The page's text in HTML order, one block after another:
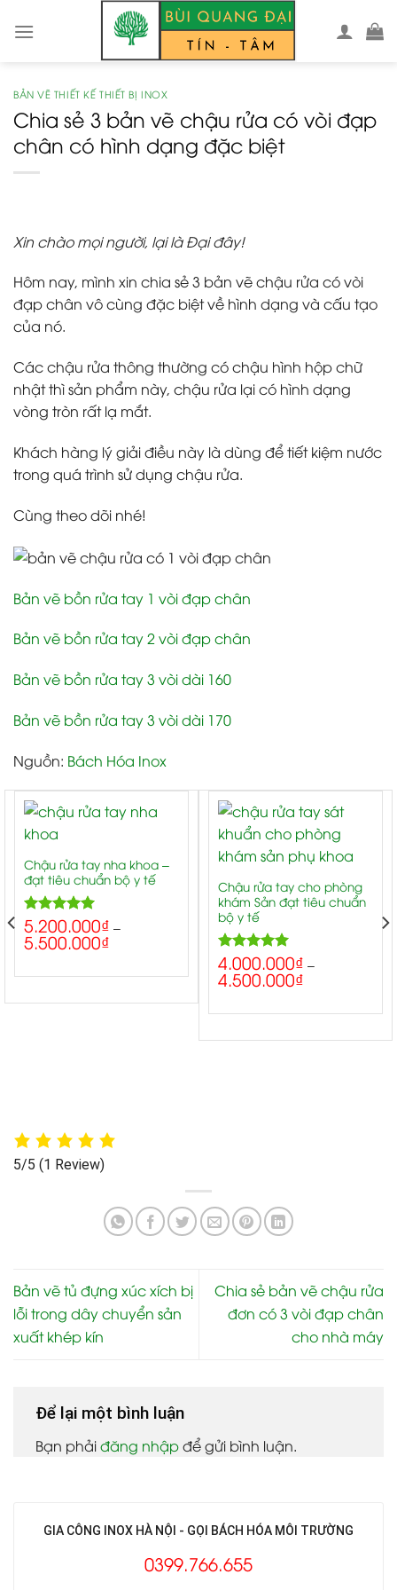
GIA CÔNG INOX HÀ NỘI - GỌI BÁCH HÓA MÔI TRƯỜNG
0399.766.655
BẢN VẼ THIẾT KẾ THIẾT BỊ INOX
Chia sẻ 3 bản vẽ chậu rửa có vòi đạp
chân có hình dạng đặc biệt
Xin chào mọi người, lại là Đại đây!
Hôm nay, mình xin chia sẻ 3 bản vẽ chậu rửa có vòi
đạp chân vô cùng đặc biệt về hình dạng và cấu tạo
của nó.
Các chậu rửa thông thường có chậu hình hộp chữ
nhật thì sản phẩm này, chậu rửa lại có hình dạng
vòng tròn rất lạ mắt.
Khách hàng lý giải điều này là dùng để tiết kiệm nước
trong quá trình sử dụng chậu rửa.
Cùng theo dõi nhé!
Bản vẽ bồn rửa tay 1 vòi đạp chân
Bản vẽ bồn rửa tay 2 vòi đạp chân
Bản vẽ bồn rửa tay 3 vòi dài 160
Bản vẽ bồn rửa tay 3 vòi dài 170
Nguồn: Bách Hóa Inox
Chậu rửa tay nha khoa –
đạt tiêu chuẩn bộ y tế
Rated5.00
out of 5
5.200.000₫ –
5.500.000₫
Chậu rửa tay cho phòng
khám Sản đạt tiêu chuẩn
bộ y tế
Rated5.00
out of 5
4.000.000₫ –
4.500.000₫
5/5 (1 Review)
Bản vẽ tủ đựng xúc xích bị
lỗi trong dây chuyển sản
xuất khép kín
Chia sẻ bản vẽ chậu rửa
đơn có 3 vòi đạp chân
cho nhà máy
Để lại một bình luận
Bạn phảiđăng nhậpđể gửi bình luận.